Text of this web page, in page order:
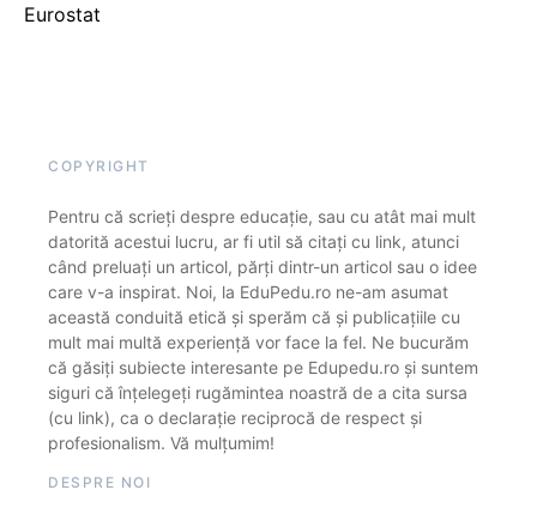
Eurostat
COPYRIGHT
Pentru că scrieți despre educație, sau cu atât mai mult
datorită acestui lucru, ar fi util să citați cu link, atunci
când preluați un articol, părți dintr-un articol sau o idee
care v-a inspirat. Noi, la EduPedu.ro ne-am asumat
această conduită etică și sperăm că și publicațiile cu
mult mai multă experiență vor face la fel. Ne bucurăm
că găsiți subiecte interesante pe Edupedu.ro și suntem
siguri că înțelegeți rugămintea noastră de a cita sursa
(cu link), ca o declarație reciprocă de respect și
profesionalism. Vă mulțumim!
DESPRE NOI